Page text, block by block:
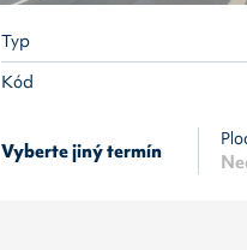
Typ
Kód
Vyberte jiný termín